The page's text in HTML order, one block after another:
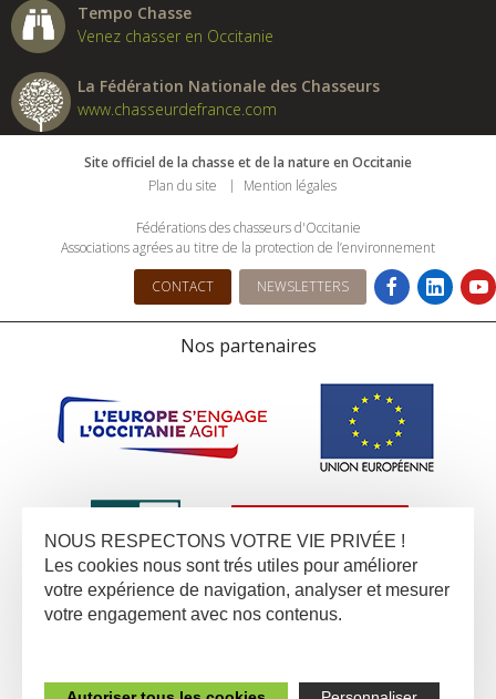
Tempo Chasse
Venez chasser en Occitanie
La Fédération Nationale des Chasseurs
www.chasseurdefrance.com
Site officiel de la chasse et de la nature en Occitanie
Plan du site
Mention légales
Fédérations des chasseurs d'Occitanie
Associations agrées au titre de la protection de l’environnement
CONTACT NEWSLETTERS
Nos partenaires
NOUS RESPECTONS VOTRE VIE PRIVÉE !
Les cookies nous sont trés utiles pour améliorer
votre expérience de navigation, analyser et mesurer
votre engagement avec nos contenus.